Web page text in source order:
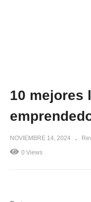
10 mejores
NOVIEMBRE 14, 2024
0 Views